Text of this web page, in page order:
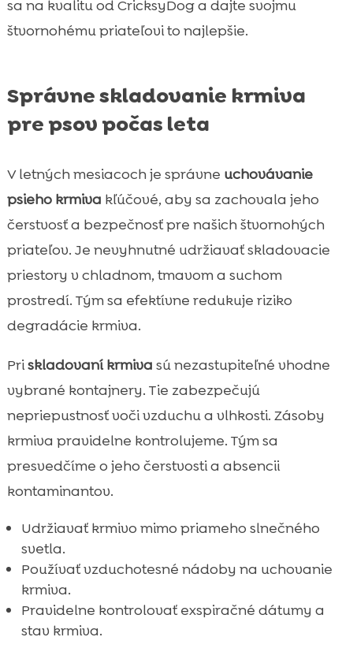
sa na kvalitu od CricksyDog a dajte svojmu
štvornohému priateľovi to najlepšie.
Správne skladovanie krmiva
pre psov počas leta
V letných mesiacoch je správne uchovávanie
psieho krmiva kľúčové, aby sa zachovala jeho
čerstvosť a bezpečnosť pre našich štvornohých
priateľov. Je nevyhnutné udržiavať skladovacie
priestory v chladnom, tmavom a suchom
prostredí. Tým sa efektívne redukuje riziko
degradácie krmiva.
Priskladovaní krmiva sú nezastupiteľné vhodne
vybrané kontajnery. Tie zabezpečujú
nepriepustnosť voči vzduchu a vlhkosti. Zásoby
krmiva pravidelne kontrolujeme. Tým sa
presvedčíme o jeho čerstvosti a absencii
kontaminantov.
Udržiavať krmivo mimo priameho slnečného
svetla.
Používať vzduchotesné nádoby na uchovanie
krmiva.
Pravidelne kontrolovať exspiračné dátumy a
stav krmiva.